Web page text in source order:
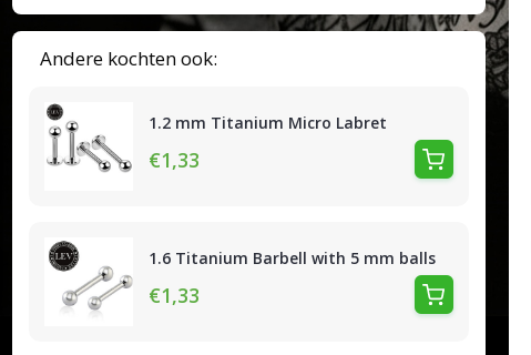
Andere kochten ook:
1.2 mm Titanium Micro Labret
€1,33
1.6 Titanium Barbell with 5 mm balls
€1,33